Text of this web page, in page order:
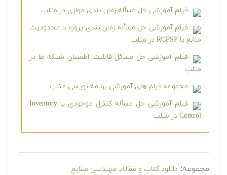
فیلم آموزشی حل مسأله زمان بندی موازی در متلب
فیلم آموزشی حل مسأله زمان بندی پروژه با محدودیت
منابع یا RCPSP در متلب
فیلم آموزشی حل مسائل قابلیت اطمینان شبکه ها در
متلب
مجموعه فیلم های آموزشی برنامه نویسی متلب
فیلم آموزشی حل مسأله کنترل موجودی یا Inventory
Control در متلب
مجموعه: دانلود کتاب و مقاله, مهندسی صنایع